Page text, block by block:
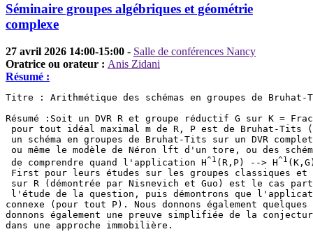
Séminaire groupes algébriques et géométrie
complexe
27 avril 2026 14:00-15:00 - Salle de conférences Nancy
Oratrice ou orateur : Anis Zidani
Résumé :
Titre : Arithmétique des schémas en groupes de
Résumé :Soit un DVR R et groupe réductif G sur K =
pour tout idéal maximal m de R, P est de Bruhat-Tits
un schéma en groupes de Bruhat-Tits sur un DVR
ou même le modèle de Néron lft d'un tore, ou des
de comprendre quand l'application H^1 (R,P) --> H^1
First pour leurs études sur les groupes classiques et
sur R (démontrée par Nisnevich et Guo) est le cas
l'étude de la question, puis démontrons que
connexe (pour tout P). Nous donnons également
donnons également une preuve simplifiée de la
dans une approche immobilière.